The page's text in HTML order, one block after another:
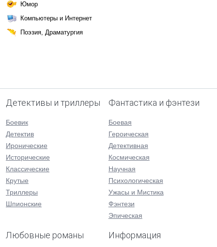
Юмор
Компьютеры и Интернет
Поэзия, Драматургия
Детективы и триллеры
Боевик
Детектив
Иронические
Исторические
Классические
Крутые
Триллеры
Шпионские
Фантастика и фэнтези
Боевая
Героическая
Детективная
Космическая
Научная
Психологическая
Ужасы и Мистика
Фэнтези
Эпическая
Любовные романы Информация